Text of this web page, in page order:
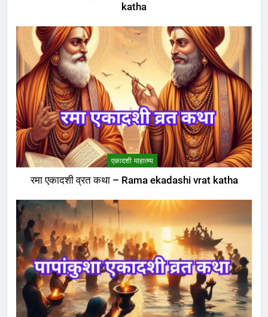
katha
एकादशी माहात्म्य
रमा एकादशी व्रत कथा – Rama ekadashi vrat katha